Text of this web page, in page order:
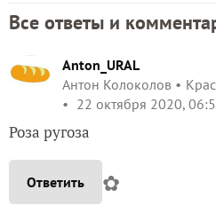
Все ответы и
Anton_URAL
Антон Колоколов
22 октября 2020,
Роза ругоза
Ответить ✿